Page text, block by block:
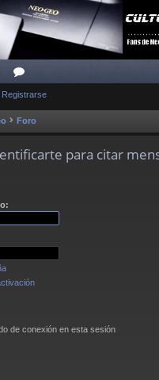
or
os
Registrarse
Foro
para citar
de conexión en esta sesión